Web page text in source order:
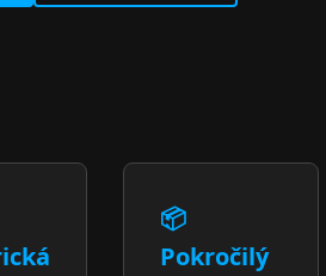
📦
Pokročilý